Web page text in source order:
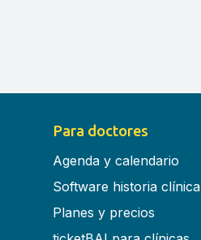
Para doctores
Agenda y calendario
Software historia clínica
Planes y precios